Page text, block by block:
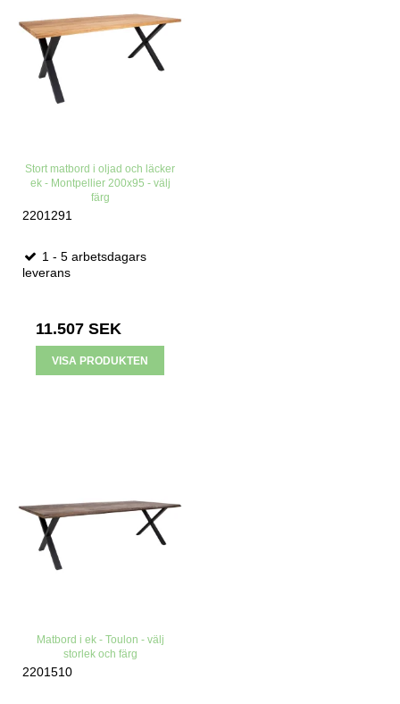
Stort matbord i oljad och läcker
ek - Montpellier 200x95 - välj
färg
2201291
1 - 5 arbetsdagars
leverans
11.507 SEK
VISA PRODUKTEN
Matbord i ek - Toulon - välj
storlek och färg
2201510